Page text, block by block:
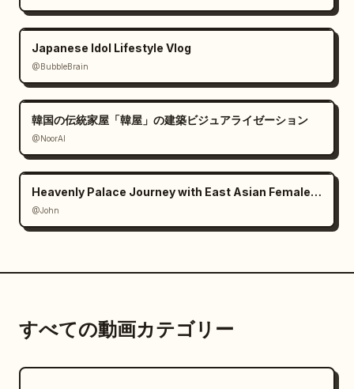
Japanese Idol Lifestyle Vlog
@BubbleBrain
韓国の伝統家屋「韓屋」の建築ビジュアライゼーション
@NoorAI
Heavenly Palace Journey with East Asian Female Protagonist
@John
すべての動画カテゴリー